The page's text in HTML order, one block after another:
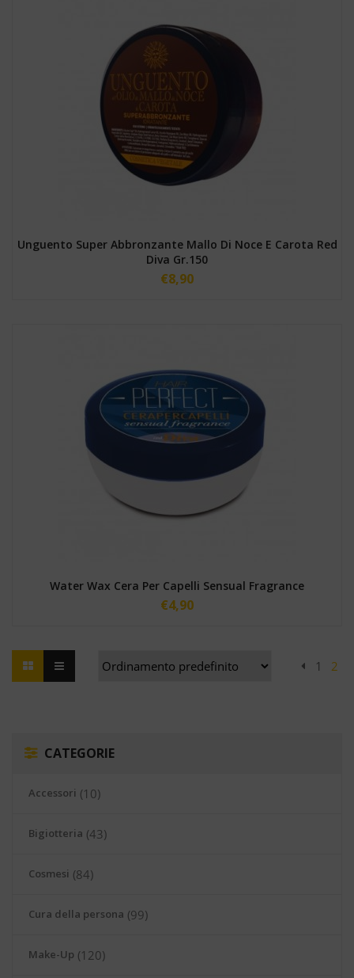
CATEGORIE
Accessori (10)
Bigiotteria (43)
Cosmesi (84)
Cura della persona (99)
Make-Up (120)
Unguento Super Abbronzante Mallo Di Noce E Carota Red
Diva Gr.150
€8,90
Water Wax Cera Per Capelli Sensual Fragrance
€4,90
1 2